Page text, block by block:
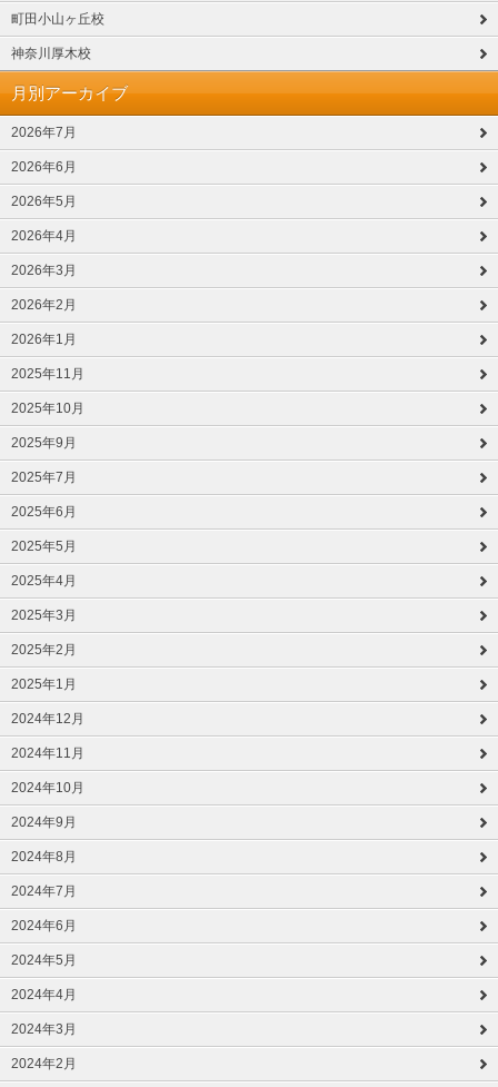
町田小山ヶ丘校
神奈川厚木校
月別アーカイブ
2026年7月
2026年6月
2026年5月
2026年4月
2026年3月
2026年2月
2026年1月
2025年11月
2025年10月
2025年9月
2025年7月
2025年6月
2025年5月
2025年4月
2025年3月
2025年2月
2025年1月
2024年12月
2024年11月
2024年10月
2024年9月
2024年8月
2024年7月
2024年6月
2024年5月
2024年4月
2024年3月
2024年2月